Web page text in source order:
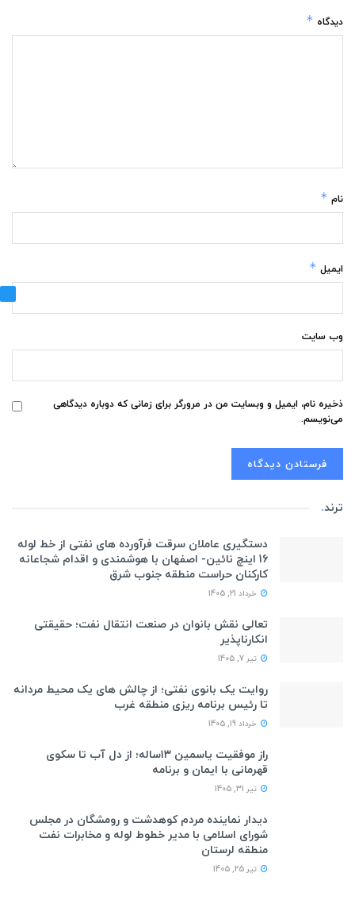
دیدگاه *
نام *
ایمیل *
وب‌ سایت
ذخیره نام، ایمیل و وبسایت من در مرورگر برای زمانی که دوباره دیدگاهی
می‌نویسم.
ترند.
دستگیری عاملان سرقت فرآورده های نفتی از خط لوله
16 اینچ نائین- اصفهان با هوشمندی و اقدام شجاعانه
کارکنان حراست منطقه جنوب شرق
خرداد 21, 1405
تعالی نقش بانوان در صنعت انتقال نفت؛ حقیقتی
انکارناپذیر
تیر 7, 1405
روایت یک بانوی نفتی؛ از چالش های یک محیط مردانه
تا رئیس برنامه ریزی منطقه غرب
خرداد 19, 1405
راز موفقیت یاسمین ۱۳ساله؛ از دل آب تا سکوی
قهرمانی با ایمان و برنامه
تیر 31, 1405
دیدار نماینده مردم کوهدشت و رومشگان در مجلس
شورای اسلامی با مدیر خطوط لوله و مخابرات نفت
منطقه لرستان
تیر 25, 1405